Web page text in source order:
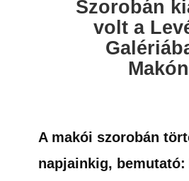
Szorobán
volt a
Makón
A makói szorobán t
napjainkig, bemutató: